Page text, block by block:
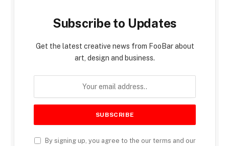
Subscribe to Updates
Get the latest creative news from FooBar about
art, design and business.
By signing up, you agree to the our terms and our